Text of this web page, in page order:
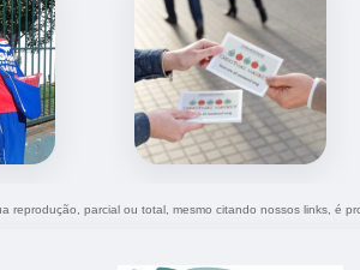
reprodução, parcial ou total, mesmo citando nossos links, é